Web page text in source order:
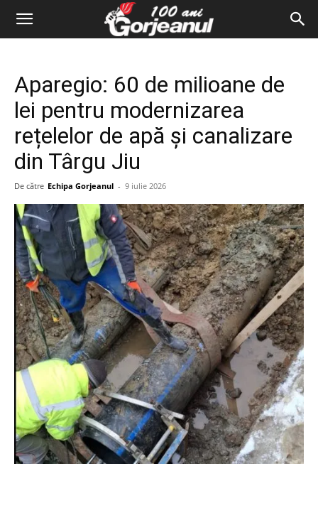
Aparegio: 60 de milioane de
lei pentru modernizarea
rețelelor de apă și canalizare
din Târgu Jiu
De către Echipa Gorjeanul - 9 iulie 2026